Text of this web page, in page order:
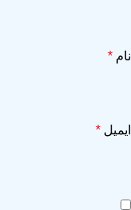
نام *
ایمیل *